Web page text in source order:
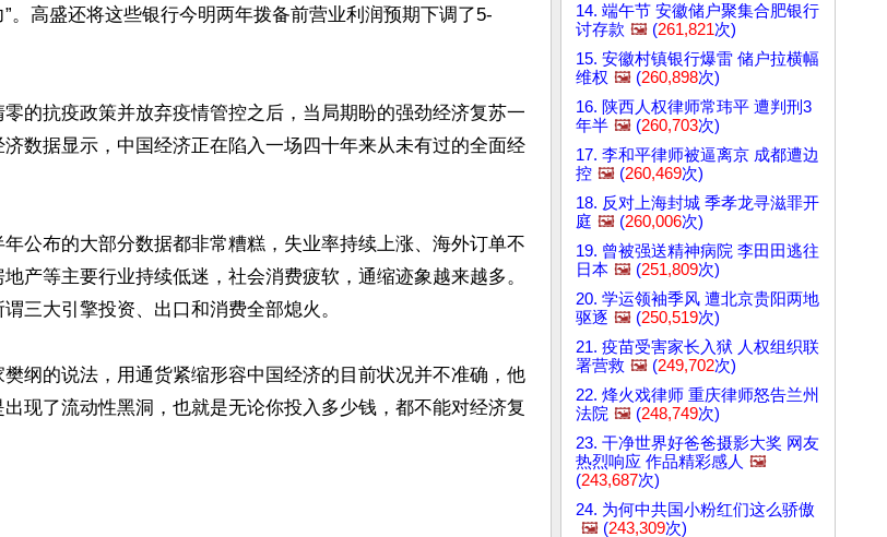
。高盛还将这些银行今明两年拨备前营业利润预期下调了5-
的抗疫政策并放弃疫情管控之后，当局期盼的强劲经济复苏一
数据显示，中国经济正在陷入一场四十年来从未有过的全面经
公布的大部分数据都非常糟糕，失业率持续上涨、海外订单不
产等主要行业持续低迷，社会消费疲软，通缩迹象越来越多。
三大引擎投资、出口和消费全部熄火。
纲的说法，用通货紧缩形容中国经济的目前状况并不准确，他
现了流动性黑洞，也就是无论你投入多少钱，都不能对经济复
14. 端午节 安徽储户聚集合肥银行
讨存款 🖼️ (261,821次)
15. 安徽村镇银行爆雷 储户拉横幅
维权 🖼️ (260,898次)
16. 陕西人权律师常玮平 遭判刑3
年半 🖼️ (260,703次)
17. 李和平律师被逼离京 成都遭边
控 🖼️ (260,469次)
18. 反对上海封城 季孝龙寻滋罪开
庭 🖼️ (260,006次)
19. 曾被强送精神病院 李田田逃往
日本 🖼️ (251,809次)
20. 学运领袖季风 遭北京贵阳两地
驱逐 🖼️ (250,519次)
21. 疫苗受害家长入狱 人权组织联
署营救 🖼️ (249,702次)
22. 烽火戏律师 重庆律师怒告兰州
法院 🖼️ (248,749次)
23. 干净世界好爸爸摄影大奖 网友
热烈响应 作品精彩感人 🖼️
(243,687次)
24. 为何中共国小粉红们这么骄傲
🖼️ (243,309次)